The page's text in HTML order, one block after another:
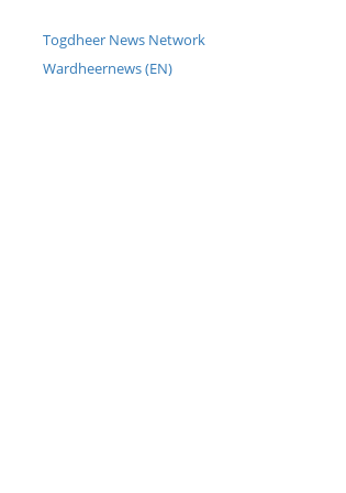
Togdheer News Network
Wardheernews (EN)